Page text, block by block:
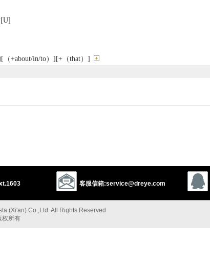
+about/in/to）][+（that）]
uncompromising rigid ornery willful mulish
stony
客服信箱:service@dreye.com
(Xi'an) Co.,Ltd. All Rights Reserved
权所有